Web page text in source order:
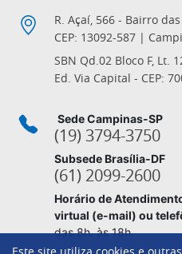
R. Açaí, 566 - Bairro
CEP: 13092-587 |
SBN Qd.02 Bloco F, Lt.
Ed. Via Capital - CEP:
Sede Campinas-SP
(19) 3794-3750
Subsede Brasília-DF
(61) 2099-2600
Horário de
virtual (e-mail) ou
das 8h. às 18h.